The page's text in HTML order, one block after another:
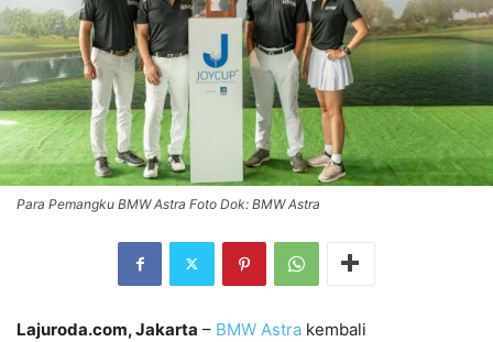
Para Pemangku BMW Astra Foto Dok: BMW Astra
Lajuroda.com, Jakarta – BMW Astra kembali